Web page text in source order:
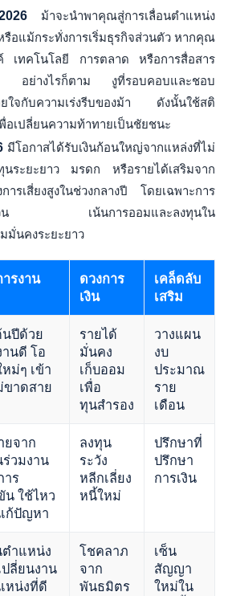
ม้าจะนำพาคุณสู่การเลื่อนตำแหน่ง
รือแม้กระทั่งการเริ่มธุรกิจส่วนตัว หากคุณ
ค์ เทคโนโลยี การตลาด หรือการสื่อสาร
ษ อย่างไรก็ตาม งูที่รอบคอบและชอบ
ยใจกับความเร่งรีบของม้า ดังนั้นใช้สติ
เปลี่ยนความท้าทายเป็นชัยชนะ
มีโอกาสได้รับเงินก้อนใหญ่จากแหล่งที่ไม่
ระยะยาว มรดก หรือรายได้เสริมจาก
รเสี่ยงสูงในช่วงกลางปี โดยเฉพาะการ
ผวน เน้นการออมและลงทุนใน
มั่นคงระยะยาว
ารงาน
ดวงการ
เงิน
เคล็ดลับ
เสริม
นปีด้วย
านดี โอ
หม่ๆ เข้า
ขาดสาย
รายได้
มั่นคง
เก็บออม
เพื่อ
ทุนสำรอง
วางแผน
งบ
ประมาณ
ราย
เดือน
ยจาก
ร่วมงาน
าร
น ใช้ไหว
ก้ปัญหา
ลงทุน
ระวัง
หลีกเลี่ยง
หนี้ใหม่
ปรึกษาที่
ปรึกษา
การเงิน
ตำแหน่ง
ปลี่ยนงาน
หน่งที่ดี
โชคลาภ
จาก
พันธมิตร
เซ็น
สัญญา
ใหม่ใน